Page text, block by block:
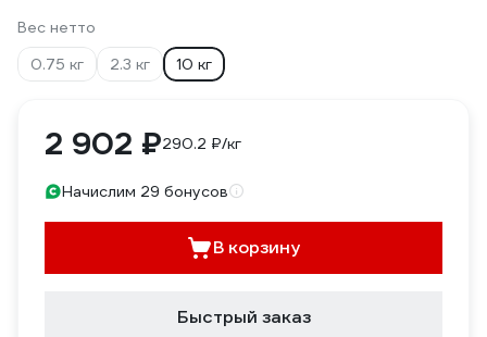
Вес нетто
0.75 кг
2.3 кг 10 кг
2 902 ₽290.2 ₽/кг
Начислим 29 бонусов
В корзину
Быстрый заказ